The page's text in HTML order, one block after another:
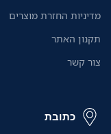
מדיניות החזרת מוצרים
תקנון האתר
צור קשר
כתובת